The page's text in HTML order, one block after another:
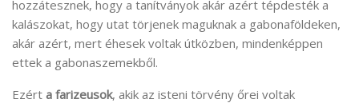
hozzátesznek, hogy a tanítványok akár azért tépdesték a
kalászokat, hogy utat törjenek maguknak a gabonaföldeken,
akár azért, mert éhesek voltak útközben, mindenképpen
ettek a gabonaszemekből.
Ezért a farizeusok, akik az isteni törvény őrei voltak